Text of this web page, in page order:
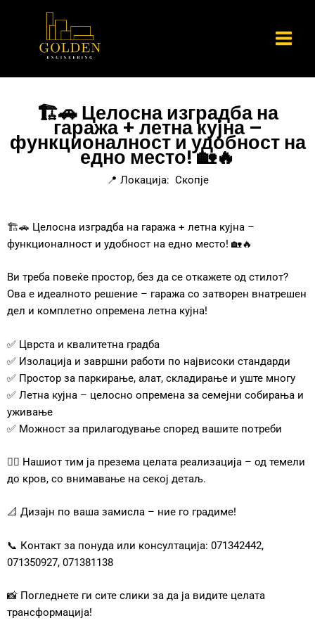
🏗️🚗 Целосна изградба на
гаража + летна кујна –
функционалност и удобност на
едно место! 🏡🔥
📍 Локација: Скопје
🏗️🚗 Целосна изградба на гаража + летна кујна –
функционалност и удобност на едно место! 🏡🔥
Ви треба повеќе простор, без да се откажете од стилот?
Ова е идеалното решение – гаража со затворен внатрешен
дел и комплетно опремена летна кујна!
✅ Цврста и квалитетна градба
✅ Изолација и завршни работи по највисоки стандарди
✅ Простор за паркирање, алат, складирање и уште многу
✅ Летна кујна – целосно опремена за семејни собирања и
уживање
✅ Можност за прилагодување според вашите потреби
👷‍♂️ Нашиот тим ја презема целата реализација – од темели
до кров, со внимавање на секој детаљ.
📐 Дизајн по ваша замисла – ние го градиме!
📞 Контакт за понуда или консултација: 071342442,
071350927, 071381138
📸 Погледнете ги сите слики за да ја видите целата
трансформација!